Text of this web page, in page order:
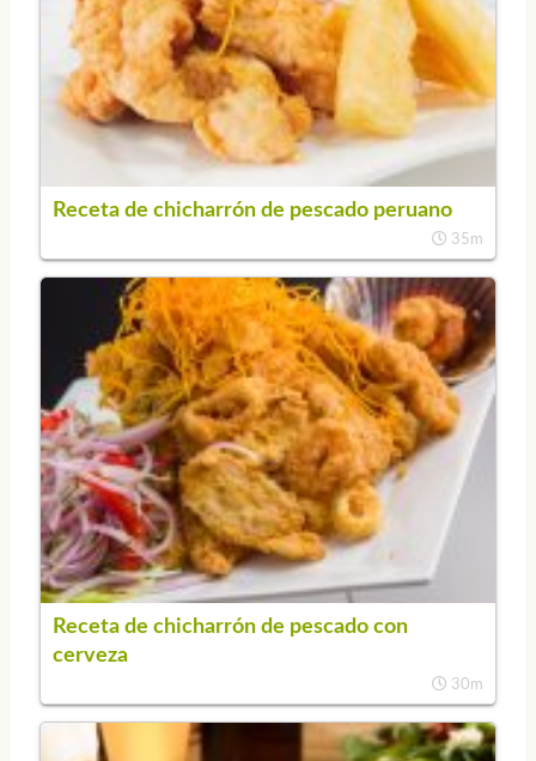
Receta de chicharrón de pescado peruano
35m
Receta de chicharrón de pescado con
cerveza
30m